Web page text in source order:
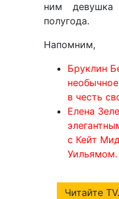
ним девушка
полугода.
Напомним,
Бруклин
в честь
Елена
с Кейт
Уильямом.
Читайте